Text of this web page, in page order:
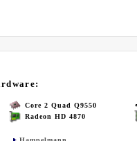
Core 2 Quad Q9550
Radeon HD 4870